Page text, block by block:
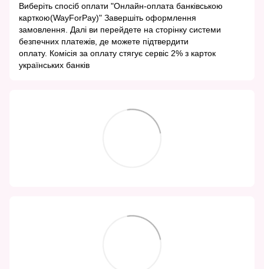
Виберіть спосіб оплати "Онлайн-оплата банківською
карткою(WayForPay)" Завершіть оформлення
замовлення. Далі ви перейдете на сторінку системи
безпечних платежів, де можете підтвердити
оплату. Комісія за оплату стягує сервіс 2% з карток
українських банків